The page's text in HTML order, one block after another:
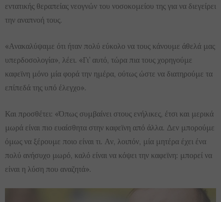
εντατικής θεραπείας νεογνών του νοσοκομείου της για να διεγείρει
την αναπνοή τους.
«Ανακαλύψαμε ότι ήταν πολύ εύκολο να τους κάνουμε άθελά μας
υπερδοσολογία», λέει. «Γι’ αυτό, τώρα πια τους χορηγούμε
καφεϊνη μόνο μία φορά την ημέρα, ούτως ώστε να διατηρούμε τα
επίπεδά της υπό έλεγχο».
Και προσθέτει: «Όπως συμβαίνει στους ενήλικες, έτσι και μερικά
μωρά είναι πιο ευαίσθητα στην καφεϊνη από άλλα. Δεν μπορούμε
όμως να ξέρουμε ποιο είναι τι. Αν, λοιπόν, μία μητέρα έχει ένα
πολύ ανήσυχο μωρό, καλό είναι να κόψει την καφεϊνη: μπορεί να
είναι η λύση που αναζητά».